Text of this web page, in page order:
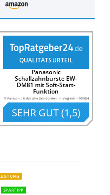
QUALITÄTSURTEIL
Panasonic
Schallzahnbürste EW-
DM81 mit Soft-Start-
Funktion
11 Panasonic Elektrische Zahnbürsten im Vergleich– 10/2024
SEHR GUT(1,5)
SPARTIPP